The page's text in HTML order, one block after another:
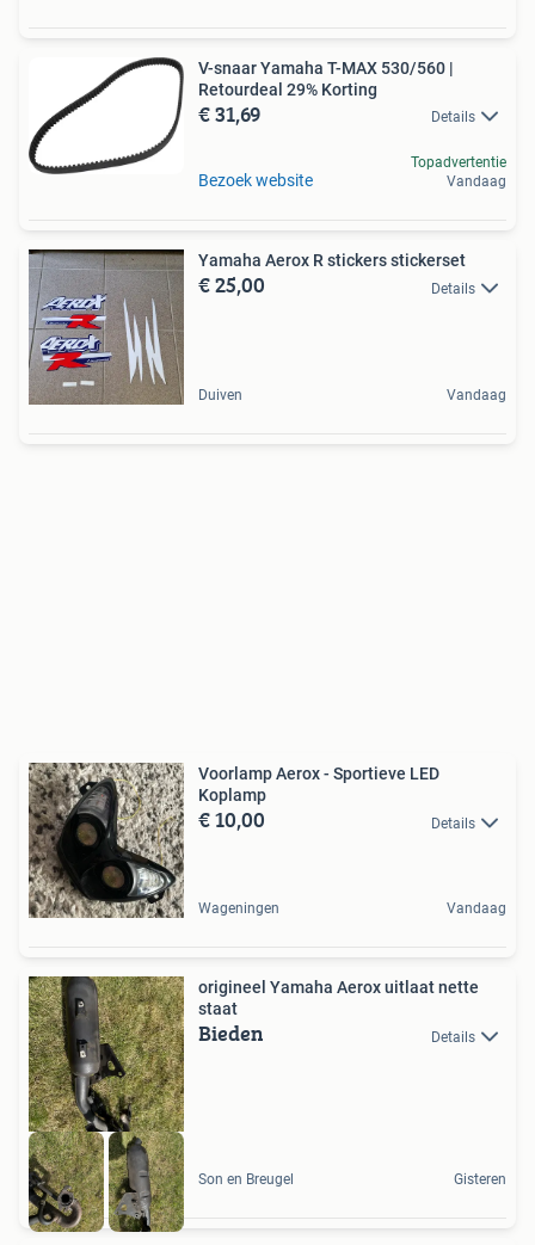
V-snaar Yamaha T-MAX 530/560 |
Retourdeal 29% Korting
€ 31,69 Details
Bezoek website
Topadvertentie
Vandaag
Yamaha Aerox R stickers stickerset
€ 25,00 Details
Duiven Vandaag
Voorlamp Aerox - Sportieve LED
Koplamp
€ 10,00 Details
Wageningen Vandaag
origineel Yamaha Aerox uitlaat nette
staat
Bieden Details
Son en Breugel Gisteren